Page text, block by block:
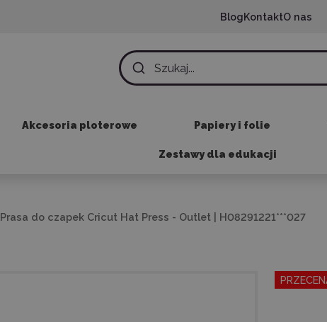
BlogKontaktO nas
Akcesoria ploterowe Papiery i folie
Zestawy dla edukacji
Prasa do czapek Cricut Hat Press - Outlet | H08291221***027